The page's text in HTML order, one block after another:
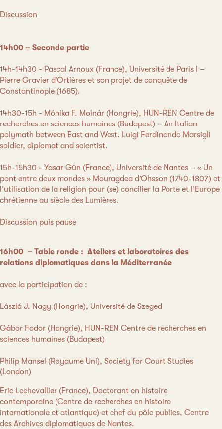
Discussion
14h00 – Seconde partie
14h-14h30 - Pascal Arnoux (France), Université de Paris I –
Pierre Gravier d’Ortières et son projet de conquête de
Constantinople (1685).
14h30-15h - Mónika F. Molnár (Hongrie), HUN-REN Centre de
recherches en sciences humaines (Budapest) – An Italian
polymath between East and West. Luigi Ferdinando Marsigli
soldier, diplomat and scientist.
15h-15h30 - Yasar Gün (France), Université de Nantes – « Un
pont entre deux mondes » Mouragdea d’Ohsson (1740-1807) et
l’utilisation de la religion pour (se) concilier la Porte et l’Europe
chrétienne au siècle des Lumières.
Discussion puis pause
16h00 – Table ronde : Ateliers et laboratoires des
relations diplomatiques dans la Méditerranée
avec la participation de :
László J. Nagy (Hongrie), Université de Szeged
Gábor Fodor (Hongrie), HUN-REN Centre de recherches en
sciences humaines (Budapest)
Philip Mansel (Royaume Uni), Society for Court Studies
(London)
Eric Lechevallier (France), Doctorant en histoire
contemporaine (Centre de recherches en histoire
internationale et atlantique) et chef du pôle publics, Centre
des Archives diplomatiques de Nantes.